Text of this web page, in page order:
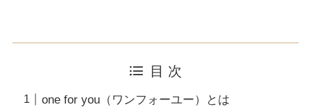
目 次
one for you（ワンフォーユー）とは